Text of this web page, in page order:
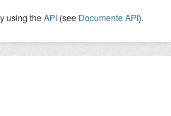
using theAPI (see Documente API).